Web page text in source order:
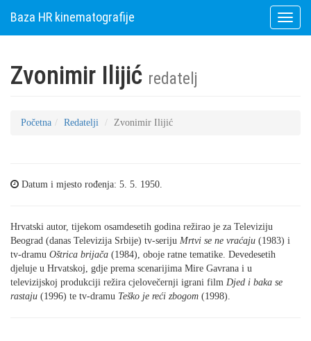
Toggle
Baza HR kinematografije
Zvonimir Ilijić redatelj
Početna Redatelji Zvonimir Ilijić
Datum i mjesto rođenja: 5. 5. 1950.
Hrvatski autor, tijekom osamdesetih godina režirao je za Televiziju
Beograd (danas Televizija Srbije) tv-seriju Mrtvi se ne vraćaju (1983) i
tv-dramu Oštrica brijača (1984), oboje ratne tematike. Devedesetih
djeluje u Hrvatskoj, gdje prema scenarijima Mire Gavrana i u
televizijskoj produkciji režira cjelovečernji igrani film Djed i baka se
rastaju (1996) te tv-dramu Teško je reći zbogom (1998).